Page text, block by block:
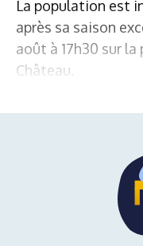
La population est
après sa saison
août à 17h30 sur
Château.